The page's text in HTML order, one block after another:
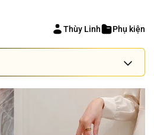
Thùy Linh Phụ kiện
trắng dễ đeo, giúp tôn dáng
trắng Miumiu Leather